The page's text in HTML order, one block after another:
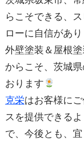
らこそできる、
ローに自信があ
外壁塗装＆屋根
からこそ、茨城
おります
克栄はお客様に
スを提供できる
で、今後とも、